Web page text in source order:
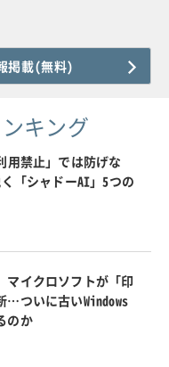
掲載(無料)
キング
用禁止」では防げな
「シャドーAI」5つの
マイクロソフトが「印
…ついに古いWindows
のか